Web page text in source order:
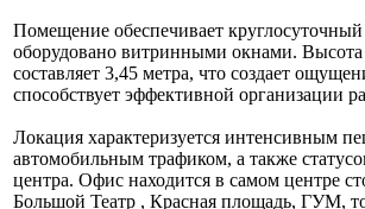
Помещение обеспечивает
оборудовано витринными окнами. Высота
составляет 3,45 метра, что создает
способствует эффективной организации
Локация характеризуется интенсивным
автомобильным трафиком, а также
центра. Офис находится в самом центре
Большой Театр , Красная площадь, ГУМ,